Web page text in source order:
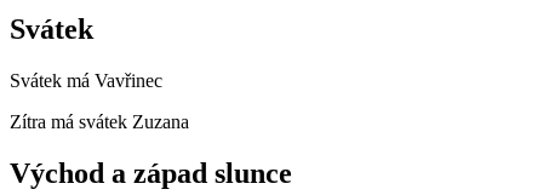
Svátek
Svátek má Vavřinec
Zítra má svátek Zuzana
Východ a západ slunce